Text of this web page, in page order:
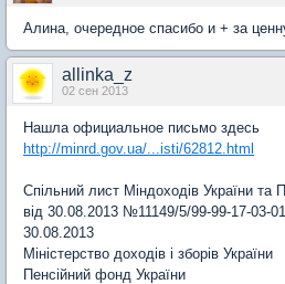
Алина, очередное спасибо и + за
allinka_z
02 сен 2013
Нашла официальное письмо здесь
http://minrd.gov.ua/...isti/62812.html
Спільний лист Міндоходів України та
від 30.08.2013 №11149/5/99-99-17-03-
30.08.2013
Міністерство доходів і зборів України
Пенсійний фонд України